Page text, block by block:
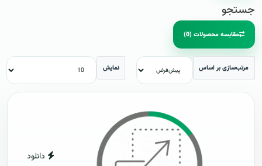
جستجو
مقایسه محصولات (0)
مرتب‌سازی بر اساس نمایش
دانلود